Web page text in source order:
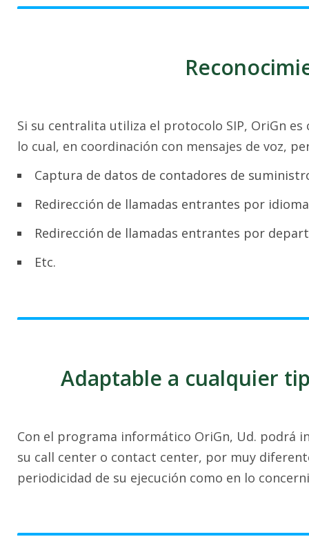
Si su centralita utiliza el protocolo SIP, OriGn
lo cual, en coordinación con mensajes de voz,
Captura de datos de contadores de
Redirección de llamadas entrantes por
Redirección de llamadas entrantes por
Etc.
Adaptable a cualquier
Con el programa informático OriGn, Ud. podrá
su call center o contact center, por muy
periodicidad de su ejecución como en lo